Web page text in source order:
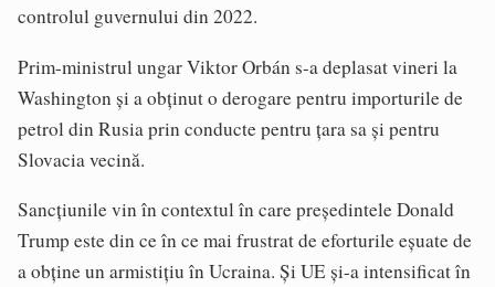
controlul guvernului din 2022.
Prim-ministrul ungar Viktor Orbán s-a deplasat vineri la
Washington şi a obţinut o derogare pentru importurile de
petrol din Rusia prin conducte pentru ţara sa şi pentru
Slovacia vecină.
Sancţiunile vin în contextul în care preşedintele Donald
Trump este din ce în ce mai frustrat de eforturile eşuate de
a obţine un armistiţiu în Ucraina. Şi UE şi-a intensificat în